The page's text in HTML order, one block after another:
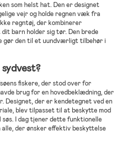
som helst hat. Den er designet
vejr og holde regnen væk fra
regntøj, der kombinerer
barn holder sig tør. Den brede
gør den til et uundværligt tilbehør i
fiskere, der stod over for
brug for en hovedbeklædning, der
Designet, der er kendetegnet ved en
blev tilpasset til at beskytte mod
søs. I dag tjener dette funktionelle
alle, der ønsker effektiv beskyttelse